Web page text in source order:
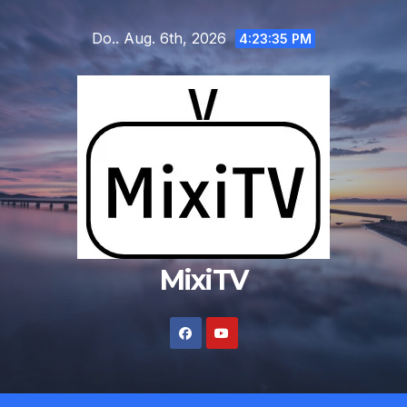
Inhalt
Do.. Aug. 6th, 2026 4:23:35 PM
MixiTV